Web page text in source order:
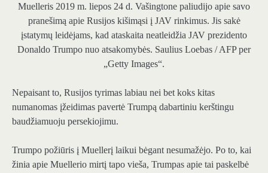
Muelleris 2019 m. liepos 24 d. Vašingtone paliudijo apie savo
pranešimą apie Rusijos kišimąsi į JAV rinkimus. Jis sakė
įstatymų leidėjams, kad ataskaita neatleidžia JAV prezidento
Donaldo Trumpo nuo atsakomybės. Saulius Loebas / AFP per
„Getty Images“.
Nepaisant to, Rusijos tyrimas labiau nei bet koks kitas
numanomas įžeidimas pavertė Trumpą dabartiniu kerštingu
baudžiamuoju persekiojimu.
Trumpo požiūris į Muellerį laikui bėgant nesumažėjo. Po to, kai
žinia apie Muellerio mirtį tapo vieša, Trumpas apie tai paskelbė